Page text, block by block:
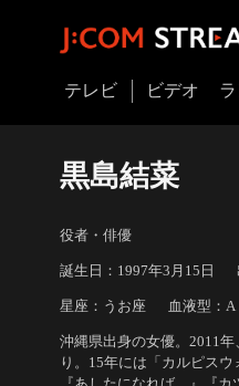
テレビ ビデオ
黒島結菜
役者・俳優
誕生日：1997年3月15日
星座：うお座 血液型：A
沖縄県出身の女優。2011
り。15年には「カルピス